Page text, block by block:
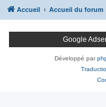
Accueil Accueil du forum
Google
Développé par